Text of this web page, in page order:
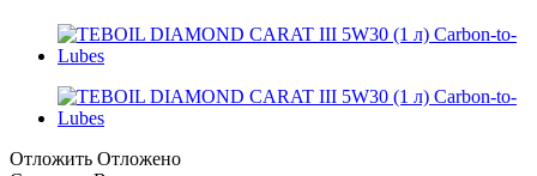
Отложить Отложено